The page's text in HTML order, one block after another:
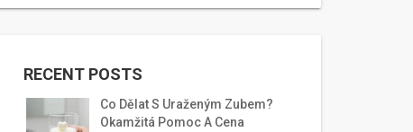
RECENT POSTS
Co Dělat S Uraženým Zubem?
Okamžitá Pomoc A Cena